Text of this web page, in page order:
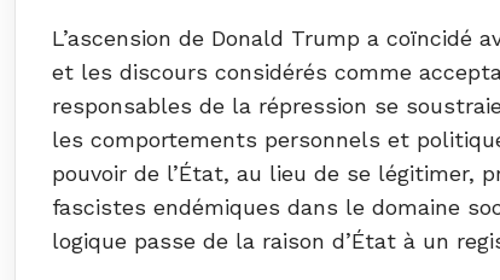
L’ascension de Donald Trump a
et les discours considérés comme
responsables de la répression se
les comportements personnels et
pouvoir de l’État, au lieu de se légitimer,
fascistes endémiques dans le domaine
logique passe de la raison d’État à un